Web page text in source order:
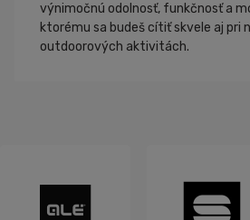
výnimočnú odolnosť, funkčnosť a
ktorému sa budeš cítiť skvele aj pri
outdoorových aktivitách.